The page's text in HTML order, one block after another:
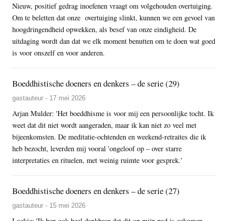
Nieuw, positief gedrag inoefenen vraagt om volgehouden overtuiging.
Om te beletten dat onze overtuiging slinkt, kunnen we een gevoel van
hoogdringendheid opwekken, als besef van onze eindigheid. De
uitdaging wordt dan dat we elk moment benutten om te doen wat goed
is voor onszelf en voor anderen.
Boeddhistische doeners en denkers – de serie (29)
gastauteur - 17 mei 2026
Arjan Mulder: 'Het boeddhisme is voor mij een persoonlijke tocht. Ik
weet dat dit niet wordt aangeraden, maar ik kan niet zo veel met
bijeenkomsten. De meditatie-ochtenden en weekend-retraites die ik
heb bezocht, leverden mij vooral 'ongeloof op – over starre
interpretaties en rituelen, met weinig ruimte voor gesprek.'
Boeddhistische doeners en denkers – de serie (27)
gastauteur - 15 mei 2026